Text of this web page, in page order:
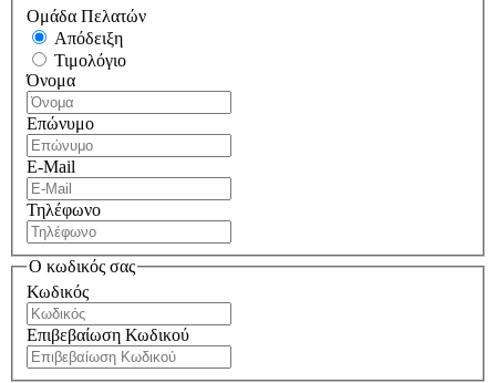
Ομάδα Πελατών
Απόδειξη
Τιμολόγιο
Όνομα
Επώνυμο
E-Mail
Τηλέφωνο
Ο κωδικός σας
Κωδικός
Επιβεβαίωση Κωδικού